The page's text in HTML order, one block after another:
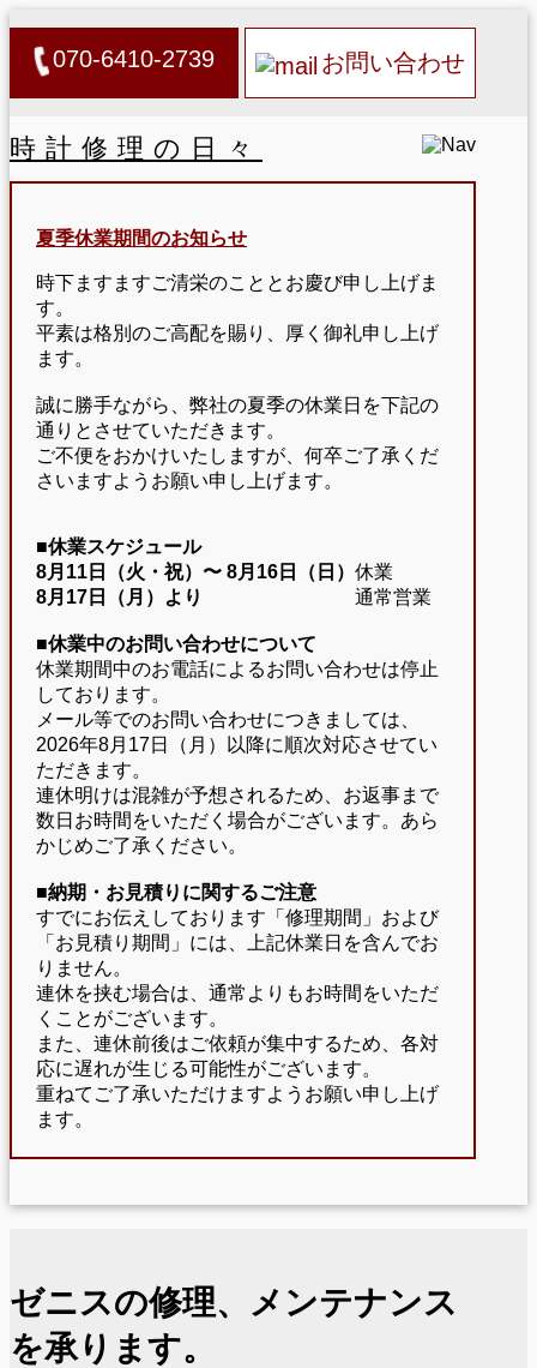
070-6410-2739 お問い合わせ
時計修理の日々
夏季休業期間のお知らせ
時下ますますご清栄のこととお慶び申し上げま
す。
平素は格別のご高配を賜り、厚く御礼申し上げ
ます。
誠に勝手ながら、弊社の夏季の休業日を下記の
通りとさせていただきます。
ご不便をおかけいたしますが、何卒ご了承くだ
さいますようお願い申し上げます。
■休業スケジュール
8月11日（火・祝）〜 8月16日（日） 休業
8月17日（月）より
通常営業
■休業中のお問い合わせについて
休業期間中のお電話によるお問い合わせは停止
しております。
メール等でのお問い合わせにつきましては、
2026年8月17日（月）以降に順次対応させてい
ただきます。
連休明けは混雑が予想されるため、お返事まで
数日お時間をいただく場合がございます。あら
かじめご了承ください。
■納期・お見積りに関するご注意
すでにお伝えしております「修理期間」および
「お見積り期間」には、上記休業日を含んでお
りません。
連休を挟む場合は、通常よりもお時間をいただ
くことがございます。
また、連休前後はご依頼が集中するため、各対
応に遅れが生じる可能性がございます。
重ねてご了承いただけますようお願い申し上げ
ます。
ゼニスの修理、メンテナンス
を承ります。